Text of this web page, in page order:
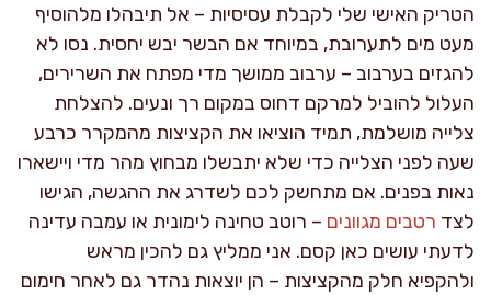
הטריק האישי שלי לקבלת עסיסיות – אל תיבהלו מלהוסיף
מעט מים לתערובת, במיוחד אם הבשר יבש יחסית. נסו לא
להגזים בערבוב – ערבוב ממושך מדי מפתח את השרירים,
העלול להוביל למרקם דחוס במקום רך ונעים. להצלחת
צלייה מושלמת, תמיד הוציאו את הקציצות מהמקרר כרבע
שעה לפני הצלייה כדי שלא יתבשלו מבחוץ מהר מדי ויישארו
נאות בפנים. אם מתחשק לכם לשדרג את ההגשה, הגישו
לצד רטבים מגוונים – רוטב טחינה לימונית או עמבה עדינה
לדעתי עושים כאן קסם. אני ממליץ גם להכין מראש
ולהקפיא חלק מהקציצות – הן יוצאות נהדר גם לאחר חימום